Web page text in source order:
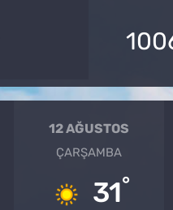
12 AĞUSTOS
ÇARŞAMBA
31°